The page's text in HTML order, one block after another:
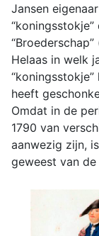
Jansen
Helaas in welk
heeft
Omdat in de
1790 van
aanwezig zijn,
geweest van de